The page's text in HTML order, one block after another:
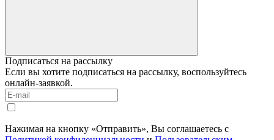
Подписаться на рассылку
Если вы хотите подписаться на рассылку, воспользуйтесь
онлайн-заявкой.
Нажимая на кнопку «Отправить», Вы соглашаетесь с